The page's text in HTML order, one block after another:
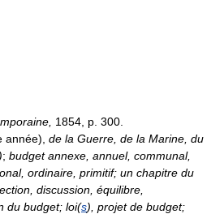
1854, p. 300.
année), de la Guerre, de la Marine, du
; budget annexe, annuel, communal,
ordinaire, primitif; un chapitre du
discussion, équilibre,
du budget; loi(s), projet de budget;